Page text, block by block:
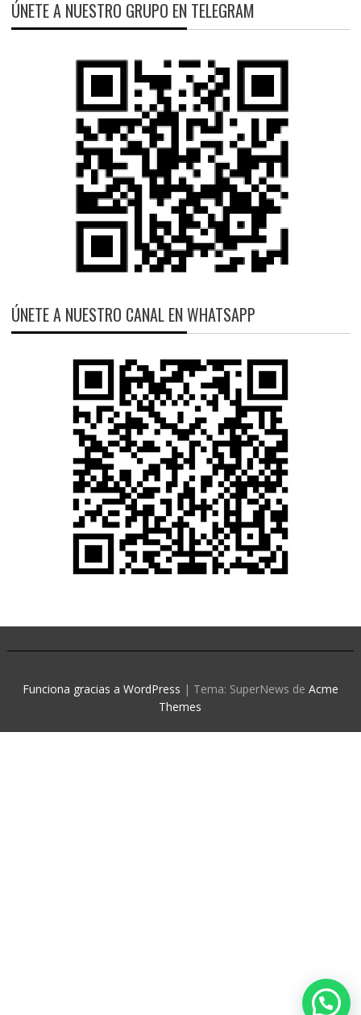
ÚNETE A NUESTRO GRUPO EN TELEGRAM
ÚNETE A NUESTRO CANAL EN WHATSAPP
Funciona gracias a WordPress | Tema: SuperNews de Acme
Themes